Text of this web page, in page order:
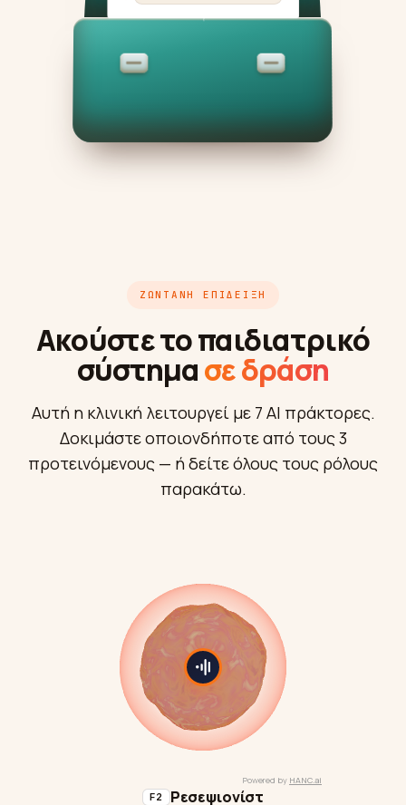
Πρακτορείο
Προσλήψεις
09:00New patient BOOKED
OPEN
ΖΩΝΤΑΝΉ ΕΠΊΔΕΙΞΗ
Ακούστε το παιδιατρικό
σύστημασε δράση
Αυτή η κλινική λειτουργεί με 7 AI πράκτορες.
Δοκιμάστε οποιονδήποτε από τους 3
προτεινόμενους — ή δείτε όλους τους ρόλους
παρακάτω.
F2 Ρεσεψιονίστ